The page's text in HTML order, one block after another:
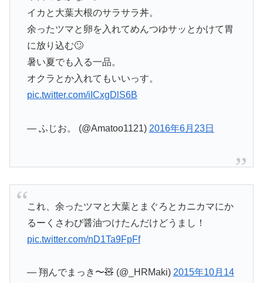
イカと大葉大根のサラサラ丼。
余ったツマと卵を入れてめんつゆサッとかけて胃
に放り込む🙄
暑い夏でも入る一品。
オクラとか入れてもいいっす。
pic.twitter.com/iICxgDlS6B
— ふじお。 (@Amatoo1121) 2016年6月23日
これ、余ったツマと大葉とまぐろとカニカマにか
るーくさわび醤油つけたんだけどうまし！
pic.twitter.com/nD1Ta9FpFf
— 翔んでまっき〜🧸 (@_HRMaki) 2015年10月14